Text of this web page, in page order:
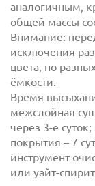
аналогичным,
общей массы
Внимание:
исключения
цвета, но
ёмкости.
Время
межслойная
через 3-е
покрытия – 7
инструмент
или уайт-